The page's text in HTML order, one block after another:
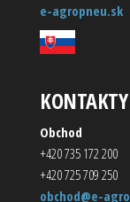
e-agropneu.sk
KONTAKTY
Obchod
+420 735 172 200
+420 725 709 250
obchod@e-